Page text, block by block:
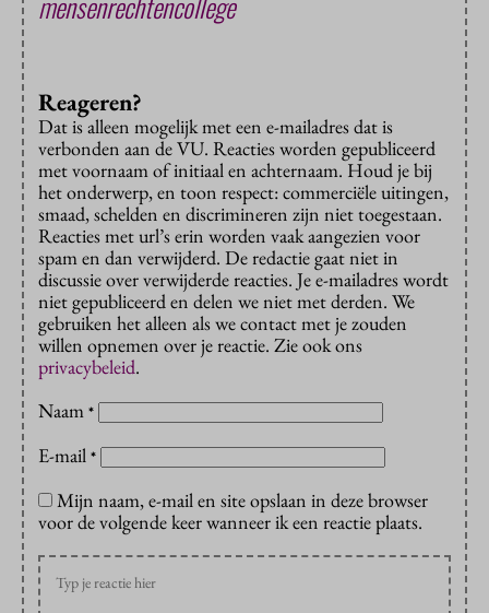
Reageren?
Dat is alleen mogelijk met een e-mailadres dat is
verbonden aan de VU. Reacties worden gepubliceerd
met voornaam of initiaal en achternaam. Houd je bij
het onderwerp, en toon respect: commerciële uitingen,
smaad, schelden en discrimineren zijn niet toegestaan.
Reacties met url’s erin worden vaak aangezien voor
spam en dan verwijderd. De redactie gaat niet in
discussie over verwijderde reacties. Je e-mailadres wordt
niet gepubliceerd en delen we niet met derden. We
gebruiken het alleen als we contact met je zouden
willen opnemen over je reactie. Zie ook ons
privacybeleid.
Naam *
E-mail *
Mijn naam, e-mail en site opslaan in deze browser
voor de volgende keer wanneer ik een reactie plaats.